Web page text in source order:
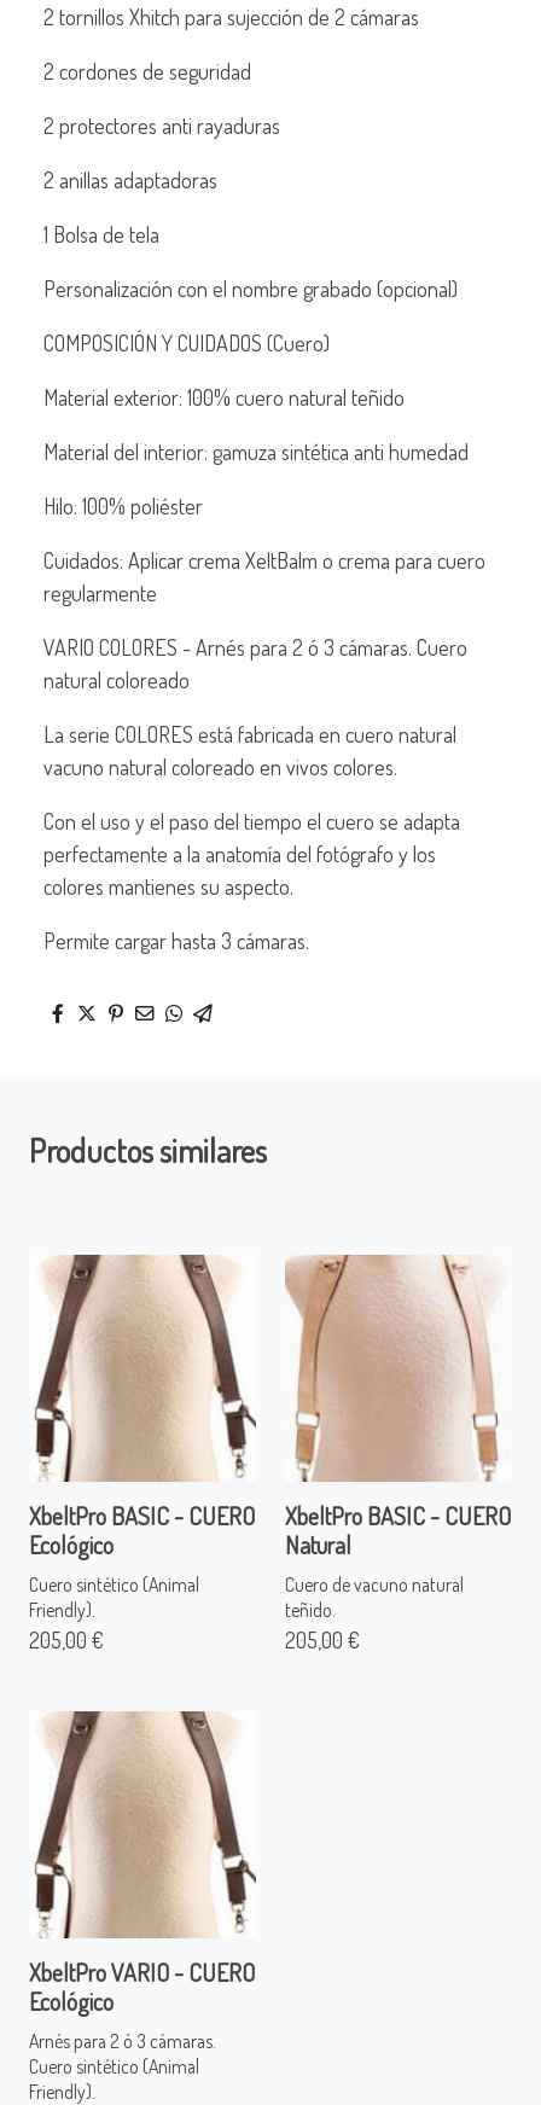
2 tornillos Xhitch para sujección de 2 cámaras
2 cordones de seguridad
2 protectores anti rayaduras
2 anillas adaptadoras
1 Bolsa de tela
Personalización con el nombre grabado (opcional)
COMPOSICIÓN Y CUIDADOS (Cuero)
Material exterior: 100% cuero natural teñido
Material del interior: gamuza sintética anti humedad
Hilo: 100% poliéster
Cuidados: Aplicar crema XeltBalm o crema para cuero
regularmente
VARIO COLORES - Arnés para 2 ó 3 cámaras. Cuero
natural coloreado
La serie COLORES está fabricada en cuero natural
vacuno natural coloreado en vivos colores.
Con el uso y el paso del tiempo el cuero se adapta
perfectamente a la anatomía del fotógrafo y los
colores mantienes su aspecto.
Permite cargar hasta 3 cámaras.
Productos similares
XbeltPro BASIC - CUERO
Ecológico
Cuero sintético (Animal
Friendly).
205,00 €
XbeltPro BASIC - CUERO
Natural
Cuero de vacuno natural
teñido.
205,00 €
XbeltPro VARIO - CUERO
Ecológico
Arnés para 2 ó 3 cámaras.
Cuero sintético (Animal
Friendly).